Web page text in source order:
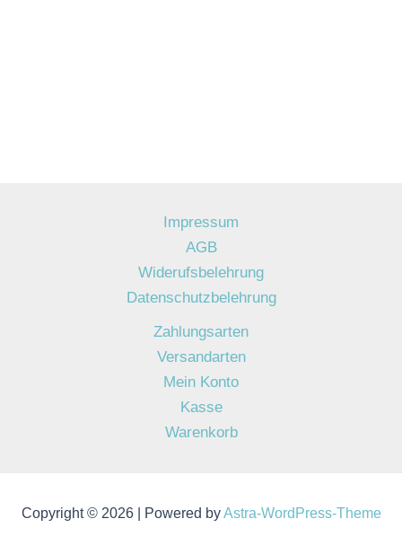
Impressum
AGB
Widerufsbelehrung
Datenschutzbelehrung
Zahlungsarten
Versandarten
Mein Konto
Kasse
Warenkorb
Copyright © 2026 | Powered byAstra-WordPress-Theme